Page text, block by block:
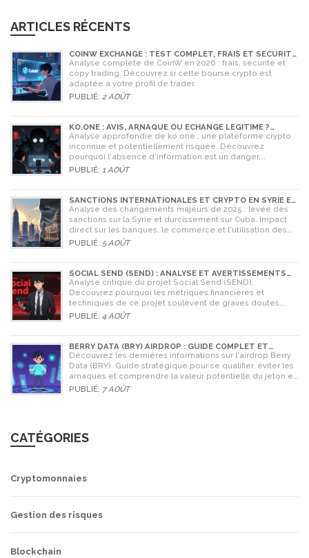
ARTICLES RÉCENTS
COINW EXCHANGE : TEST COMPLET, FRAIS ET SÉCURITÉ
EN 2026
Analyse complète de CoinW en 2026 : frais, sécurité et
copy trading. Découvrez si cette bourse crypto est
adaptée à votre profil de trader.
PUBLIÉ: 2 AOÛT
KO.ONE : AVIS, ARNAQUE OU ÉCHANGE LÉGITIME ?
ANALYSE COMPLÈTE
Analyse approfondie de ko.one : une plateforme crypto
inconnue et potentiellement risquée. Découvrez
pourquoi l'absence d'information est un danger,
comparez avec Coinone et apprenez à vérifier la sécurité
PUBLIÉ: 1 AOÛT
SANCTIONS INTERNATIONALES ET CRYPTO EN SYRIE ET
CUBA : L'IMPACT MAJEUR DE 2025
Analyse des changements majeurs de 2025 : levée des
sanctions sur la Syrie et durcissement sur Cuba. Impact
direct sur les banques, le commerce et l'utilisation des
cryptomonnaies comme Bitcoin.
PUBLIÉ: 5 AOÛT
SOCIAL SEND (SEND) : ANALYSE ET AVERTISSEMENTS
CRITIQUES POUR 2026
Analyse critique du projet Social Send (SEND).
Découvrez pourquoi les métriques financières et
techniques de ce projet soulèvent de graves doutes
quant à sa légitimité en 2026.
PUBLIÉ: 4 AOÛT
BERRY DATA (BRY) AIRDROP : GUIDE COMPLET ET
STRATÉGIES POUR NE RIEN RATER
Découvrez les dernières informations sur l'airdrop Berry
Data (BRY). Guide stratégique pour se qualifier, éviter les
arnaques et comprendre la valeur potentielle du jeton en
2026.
PUBLIÉ: 7 AOÛT
CATÉGORIES
Cryptomonnaies
Gestion des risques
Blockchain